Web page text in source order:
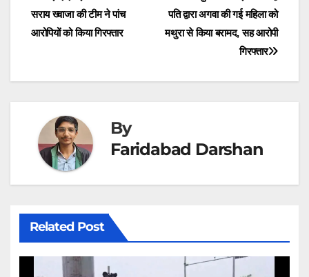
e
r
navigation
पति द्वारा अगवा की गई महिला को
मथुरा से किया बरामद, सह आरोपी
गिरफ्तार
सराय ख्वाजा की टीम ने पांच
आरोपियों को किया गिरफ्तार
By
Faridabad Darshan
Related Post